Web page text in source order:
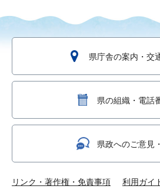
県庁舎の案内・交
県の組織・電話
県政へのご意見
リンク・著作権・免責事項 利用ガイ